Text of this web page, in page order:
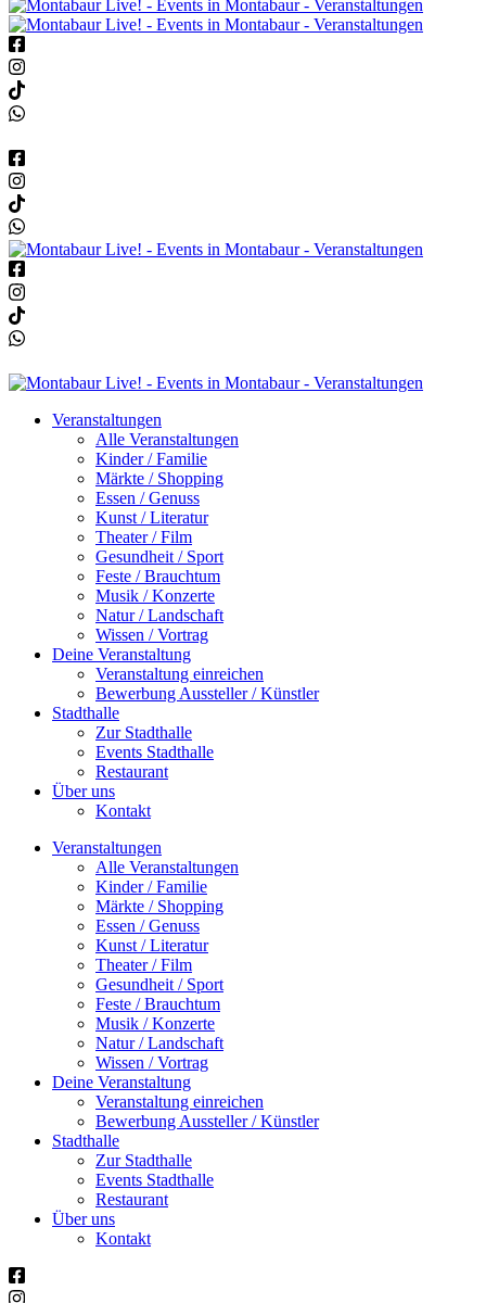
Veranstaltungen
Alle Veranstaltungen
Kinder / Familie
Märkte / Shopping
Essen / Genuss
Kunst / Literatur
Theater / Film
Gesundheit / Sport
Feste / Brauchtum
Musik / Konzerte
Natur / Landschaft
Wissen / Vortrag
Deine Veranstaltung
Veranstaltung einreichen
Bewerbung Aussteller / Künstler
Stadthalle
Zur Stadthalle
Events Stadthalle
Restaurant
Über uns
Kontakt
Veranstaltungen
Alle Veranstaltungen
Kinder / Familie
Märkte / Shopping
Essen / Genuss
Kunst / Literatur
Theater / Film
Gesundheit / Sport
Feste / Brauchtum
Musik / Konzerte
Natur / Landschaft
Wissen / Vortrag
Deine Veranstaltung
Veranstaltung einreichen
Bewerbung Aussteller / Künstler
Stadthalle
Zur Stadthalle
Events Stadthalle
Restaurant
Über uns
Kontakt